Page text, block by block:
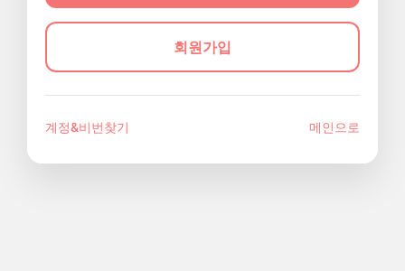
회원가입
계정&비번찾기 메인으로